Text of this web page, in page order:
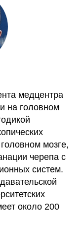
медцентра
на головном
мозге,
черепа с
систем.
около 200